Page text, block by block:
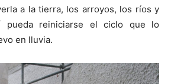
a la tierra, los arroyos, los ríos y
reiniciarse el ciclo que lo
en lluvia.